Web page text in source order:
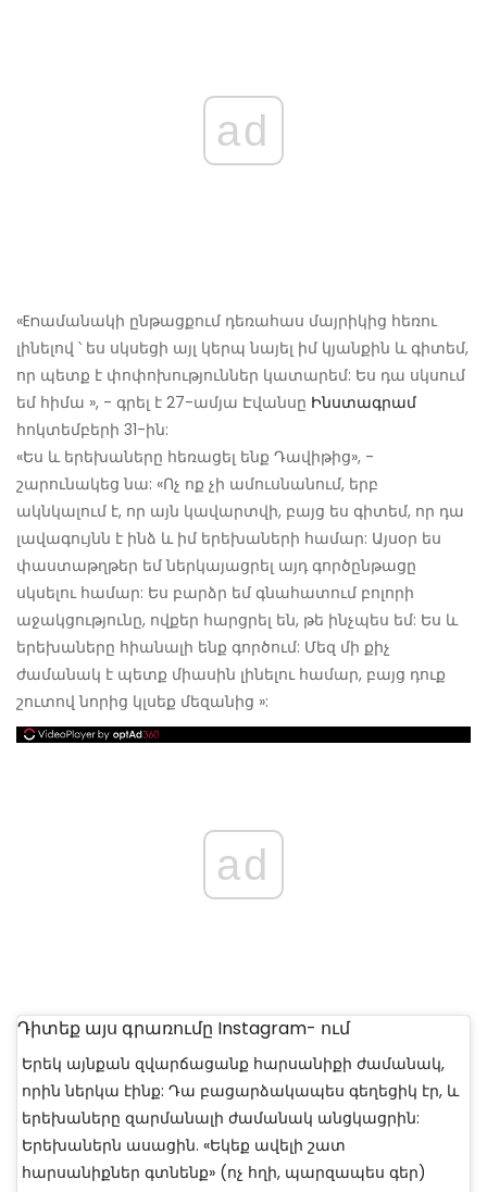
ad
«Enամանակի ընթացքում դեռահաս մայրիկից հեռու
լինելով ՝ ես սկսեցի այլ կերպ նայել իմ կյանքին և գիտեմ,
որ պետք է փոփոխություններ կատարեմ: Ես դա սկսում
եմ հիմա », - գրել է 27-ամյա Էվանսը Ինստագրամ
հոկտեմբերի 31-ին:
«Ես և երեխաները հեռացել ենք Դավիթից», -
շարունակեց նա: «Ոչ ոք չի ամուսնանում, երբ
ակնկալում է, որ այն կավարտվի, բայց ես գիտեմ, որ դա
լավագույնն է ինձ և իմ երեխաների համար: Այսօր ես
փաստաթղթեր եմ ներկայացրել այդ գործընթացը
սկսելու համար: Ես բարձր եմ գնահատում բոլորի
աջակցությունը, ովքեր հարցրել են, թե ինչպես եմ: Ես և
երեխաները հիանալի ենք գործում: Մեզ մի քիչ
ժամանակ է պետք միասին լինելու համար, բայց դուք
շուտով նորից կլսեք մեզանից »:
ad
Դիտեք այս գրառումը Instagram- ում
Երեկ այնքան զվարճացանք հարսանիքի ժամանակ,
որին ներկա էինք: Դա բացարձակապես գեղեցիկ էր, և
երեխաները զարմանալի ժամանակ անցկացրին:
Երեխաներն ասացին. «Եկեք ավելի շատ
հարսանիքներ գտնենք» (ոչ հղի, պարզապես գեր)